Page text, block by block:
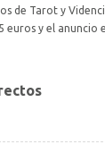
de Tarot y
euros y el anuncio